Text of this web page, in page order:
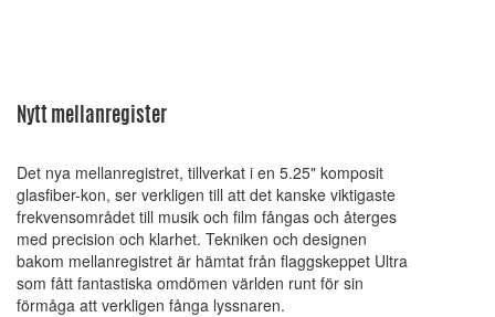
Nytt mellanregister
Det nya mellanregistret, tillverkat i en 5.25" komposit
glasfiber-kon, ser verkligen till att det kanske viktigaste
frekvensområdet till musik och film fångas och återges
med precision och klarhet. Tekniken och designen
bakom mellanregistret är hämtat från flaggskeppet Ultra
som fått fantastiska omdömen världen runt för sin
förmåga att verkligen fånga lyssnaren.